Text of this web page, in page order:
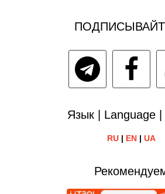
Язык | Language
RU| EN| UA